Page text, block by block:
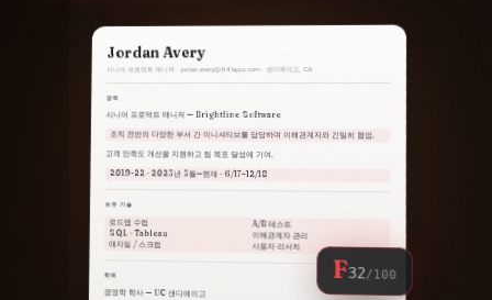
Jordan Avery
시니어 프로덕트 매니저 · jordan.avery@941apps.com· 샌디에이고, CA
경력
시니어 프로덕트 매니저 — Brightline Software
조직 전반의 다양한 부서 간 이니셔티브를 담당하며 이해관계자와 긴밀히 협업.
고객 만족도 개선을 지원하고 팀 목표 달성에 기여.
2019-22 · 2023년 3월—현재 · 6/17–12/18
보유 기술
로드맵 수립 A/B 테스트
SQL · Tableau 이해관계자 관리
애자일 / 스크럼 사용자 리서치
학력
경영학 학사 — UC 샌디에이고
F32/100